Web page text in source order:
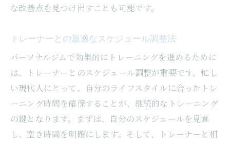
な改善点を見つけ出すことも可能です。
トレーナーとの最適なスケジュール調整法
パーソナルジムで効果的にトレーニングを進めるために
は、トレーナーとのスケジュール調整が重要です。忙し
い現代人にとって、自分のライフスタイルに合ったトレ
ーニング時間を確保することが、継続的なトレーニング
の鍵となります。まずは、自分のスケジュールを見直
し、空き時間を明確にします。そして、トレーナーと相